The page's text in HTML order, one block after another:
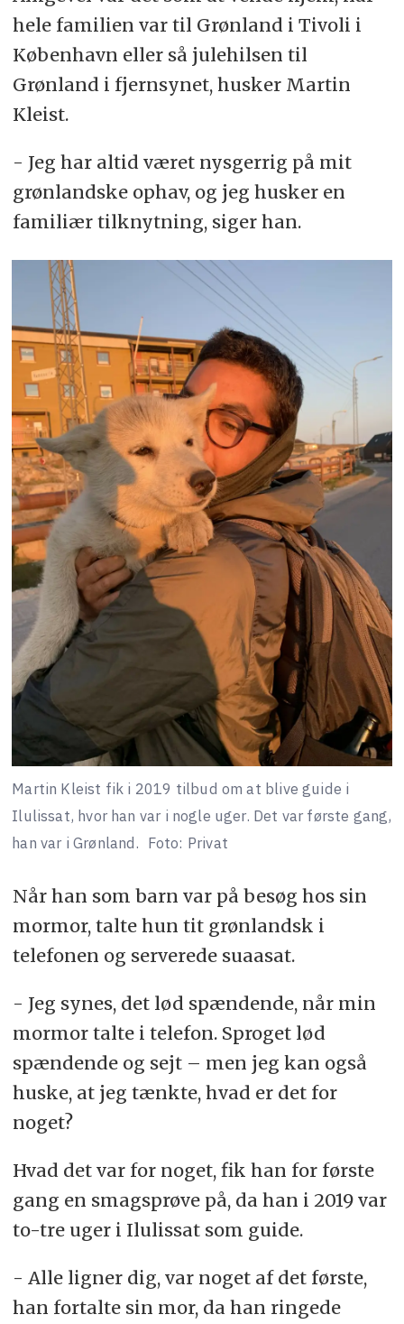
hele familien var til Grønland i Tivoli i
København eller så julehilsen til
Grønland i fjernsynet, husker Martin
Kleist.
- Jeg har altid været nysgerrig på mit
grønlandske ophav, og jeg husker en
familiær tilknytning, siger han.
Martin Kleist fik i 2019 tilbud om at blive guide i
Ilulissat, hvor han var i nogle uger. Det var første gang,
han var i Grønland. Foto: Privat
Når han som barn var på besøg hos sin
mormor, talte hun tit grønlandsk i
telefonen og serverede suaasat.
- Jeg synes, det lød spændende, når min
mormor talte i telefon. Sproget lød
spændende og sejt – men jeg kan også
huske, at jeg tænkte, hvad er det for
noget?
Hvad det var for noget, fik han for første
gang en smagsprøve på, da han i 2019 var
to-tre uger i Ilulissat som guide.
- Alle ligner dig, var noget af det første,
han fortalte sin mor, da han ringede